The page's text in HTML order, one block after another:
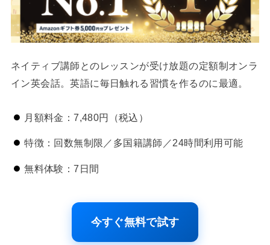
ネイティブ講師とのレッスンが受け放題の定額制オンラ
イン英会話。英語に毎日触れる習慣を作るのに最適。
月額料金：7,480円（税込）
特徴：回数無制限／多国籍講師／24時間利用可能
無料体験：7日間
今すぐ無料で試す